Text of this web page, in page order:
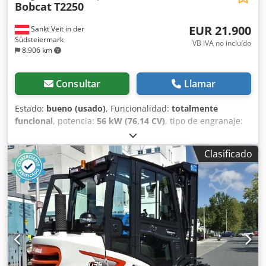
Sankt Veit in der
Südsteiermark
8.906 km
BobcatT2250
EUR 21.900
VB IVA no incluído
Consultar Llamar
Estado: bueno (usado), Funcionalidad: totalmente
funcional, potencia: 56 kW (76,14 CV), tipo de engranaje:
, tipo de combustible:
elevación:2.200 kg/m, Año de fabricación:2008, horas de
funcionamiento:4.871 h, Equipamiento: cabina, horquillas
para palés , Cargadora telescópica BOBCAT T2250 Año de
fabricación: 2008 Según contador: 4.871 horas Capacidad
de elevación: 2,2 toneladas Altura de elevación: 5 metros
Potencia: 56 kW Transmisión hidrostática de 2 velocidades
Chsdpfx Aszr En Ieproa Altura total: solo 198 cm Ancho
total: solo 190 cm - Incluye horquilla - Acoplamiento rápido
mecánico - Circuito auxiliar hasta el soporte de la horquilla
- Tracción a las cuatro ruedas - 3 modos de dirección -
Clasificado